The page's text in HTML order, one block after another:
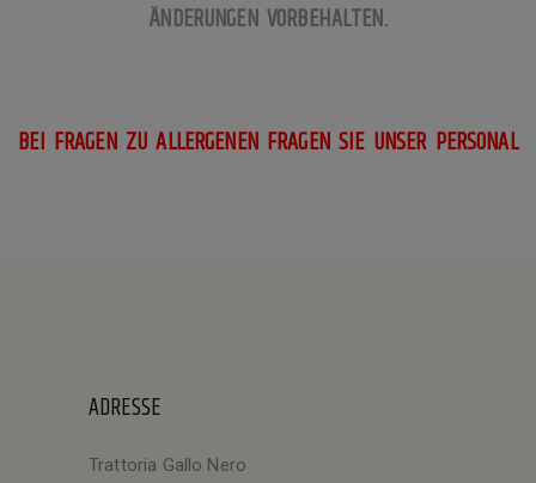
ÄNDERUNGEN VORBEHALTEN.
BEI FRAGEN ZU ALLERGENEN FRAGEN SIE UNSER PERSONAL
ADRESSE
Trattoria Gallo Nero